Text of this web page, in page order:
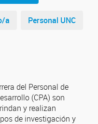
a Personal UNC
del Personal de
(CPA) son
y realizan
de investigación y